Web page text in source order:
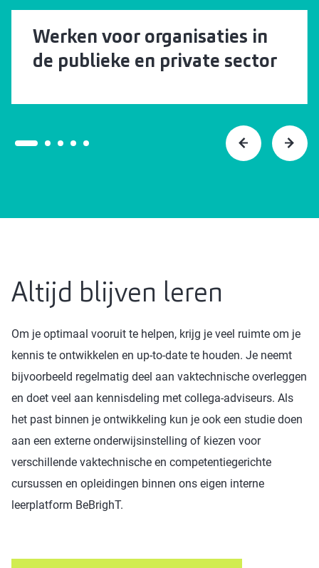
Werken voor organisaties in
de publieke en private sector
Altijd blijven leren
Om je optimaal vooruit te helpen, krijg je veel ruimte om je
kennis te ontwikkelen en up-to-date te houden. Je neemt
bijvoorbeeld regelmatig deel aan vaktechnische overleggen
en doet veel aan kennisdeling met collega-adviseurs. Als
het past binnen je ontwikkeling kun je ook een studie doen
aan een externe onderwijsinstelling of kiezen voor
verschillende vaktechnische en competentiegerichte
cursussen en opleidingen binnen ons eigen interne
leerplatform BeBrighT.